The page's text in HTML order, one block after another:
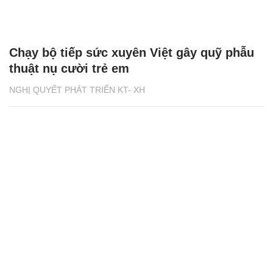
NGHỊ QUYẾT PHÁT TRIỂN KT- XH
Chạy bộ tiếp sức xuyên Việt gây quỹ phẫu
thuật nụ cười trẻ em